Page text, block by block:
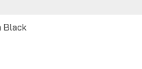
Black